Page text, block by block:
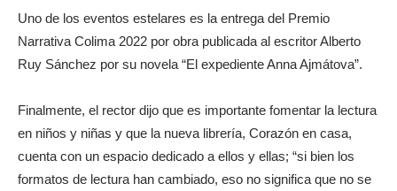
Uno de los eventos estelares es la entrega del Premio
Narrativa Colima 2022 por obra publicada al escritor Alberto
Ruy Sánchez por su novela “El expediente Anna Ajmátova”.
Finalmente, el rector dijo que es importante fomentar la lectura
en niños y niñas y que la nueva librería, Corazón en casa,
cuenta con un espacio dedicado a ellos y ellas; “si bien los
formatos de lectura han cambiado, eso no significa que no se